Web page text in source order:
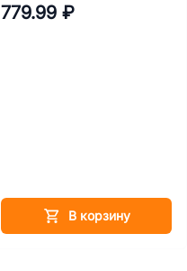
779.99 ₽
В корзину